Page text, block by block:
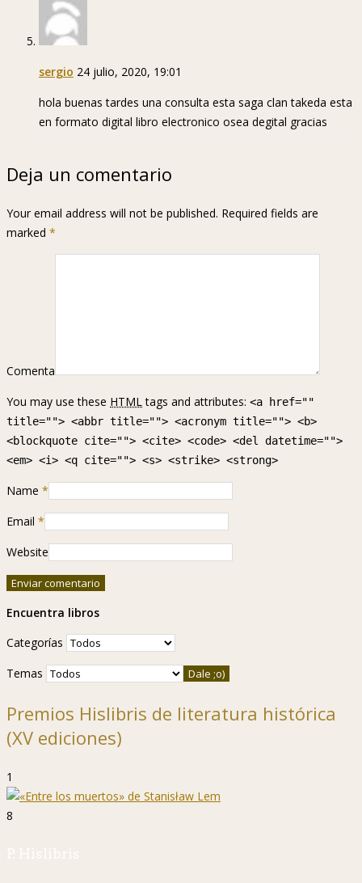
sergio 24 julio, 2020, 19:01
hola buenas tardes una consulta esta saga clan takeda esta
en formato digital libro electronico osea degital gracias
Deja un comentario
Your email address will not be published. Required fields are
marked *
Comenta
You may use these HTMLtags and attributes: <a href=""
title=""> <abbr title=""> <acronym title=""> <b>
<blockquote cite=""> <cite> <code> <del datetime="">
<em> <i> <q cite=""> <s> <strike> <strong>
Name *
Email *
Website
Encuentra libros
Categorías
Temas
Premios Hislibris de literatura histórica
(XV ediciones)
1
8
P. Hislibris